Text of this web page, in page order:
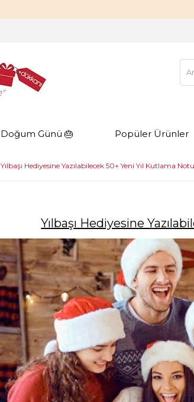
Doğum Günü 🎂 Popüler Ürünler
Yılbaşı Hediyesine Yazılabilecek 50+ Yeni Yıl Kutlama Notu
Yılbaşı Hediyesine